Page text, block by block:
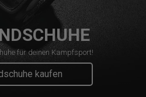
für deinen Kampfsport!
kaufen